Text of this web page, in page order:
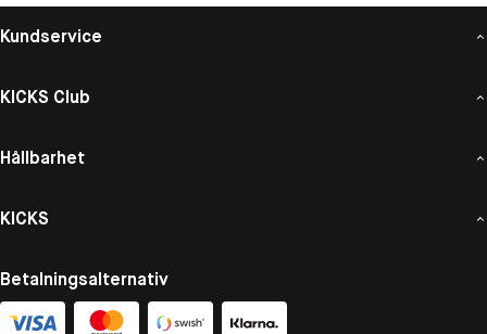
Kundservice
KICKS Club
Hållbarhet
KICKS
Betalningsalternativ